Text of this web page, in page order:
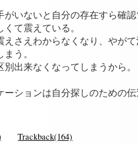
がいないと自分の存在すら確
くて震えている。
えさえわからなくなり、やが
まう。
別出来なくなってしまうから。
ーションは自分探しのための
Trackback(164)